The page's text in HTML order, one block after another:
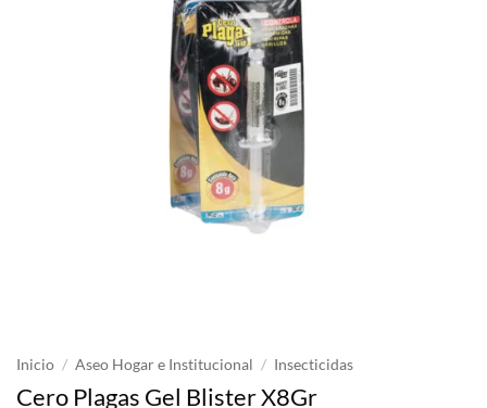
Inicio / Aseo Hogar e Institucional / Insecticidas
Cero Plagas Gel Blister X8Gr